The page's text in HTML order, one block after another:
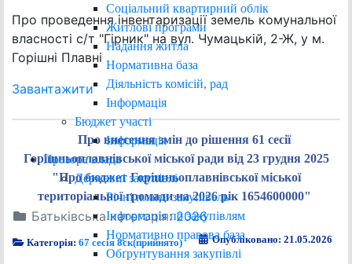
Соціальний квартирний облік
Житлові програми
Надання житла
Нормативна база
Діяльність комісій, рад
Інформація
Бюджет участі
Інформація
Прозора влада
Державні закупівлі
Річні плани закупівель
Інформація по закупівлям
Нормативно правова база
Обґрунтування закупівлі
Про проведення інвентаризації земель комунальної
власності с/т "Гірник" на вул. Чумацькій, 2-Ж, у м.
Горішні Плавні
Завантажити
Про внесення змін до рішення 61 сесії
Горішньоплавнівської міської ради від 23 грудня 2025
"Про бюджет Горішньоплавнівської міської
територіальної громади на 2026 рік 1654600000"
Батьківська категорія:2026
Категорія:67 сесія 8ск(прийнято) Опубліковано: 21.05.2026